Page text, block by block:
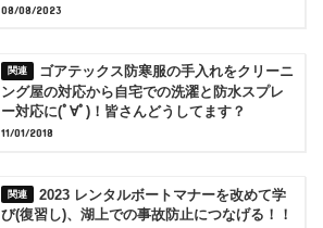
08/08/2023
ゴアテックス防寒服の手入れをクリーニ
ング屋の対応から自宅での洗濯と防水スプレ
ー対応に(ﾟ∀ﾟ)！皆さんどうしてます？
11/01/2018
2023 レンタルボートマナーを改めて学
び(復習し)、湖上での事故防止につなげる！！